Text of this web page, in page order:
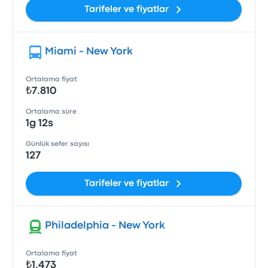
Tarifeler ve fiyatlar
Miami - New York
Ortalama fiyat
₺7.810
Ortalama süre
1g 12s
Günlük sefer sayısı
127
Tarifeler ve fiyatlar
Philadelphia - New York
Ortalama fiyat
₺1.473